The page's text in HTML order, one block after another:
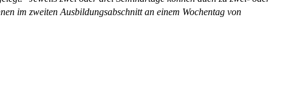
im zweiten Ausbildungsabschnitt an einem Wochentag von